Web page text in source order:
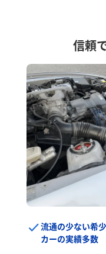
信頼
流通の少ない希
カーの実績多数